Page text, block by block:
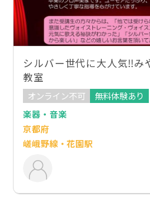
シルバー世代に大人気‼︎み
教室
オンライン不可
無料体験あり
楽器・音楽
京都府
嵯峨野線・花園駅